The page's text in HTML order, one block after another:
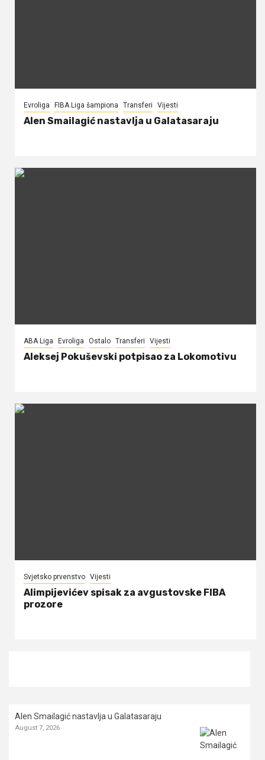
Evroliga FIBA Liga šampiona Transferi Vijesti
Alen Smailagić nastavlja u Galatasaraju
ABA Liga Evroliga Ostalo Transferi Vijesti
Aleksej Pokuševski potpisao za Lokomotivu
Svjetsko prvenstvo Vijesti
Alimpijevićev spisak za avgustovske FIBA
prozore
Alen Smailagić nastavlja u Galatasaraju
August 7, 2026